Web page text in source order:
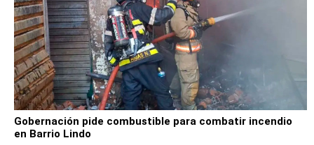
Gobernación pide combustible para combatir incendio
en Barrio Lindo